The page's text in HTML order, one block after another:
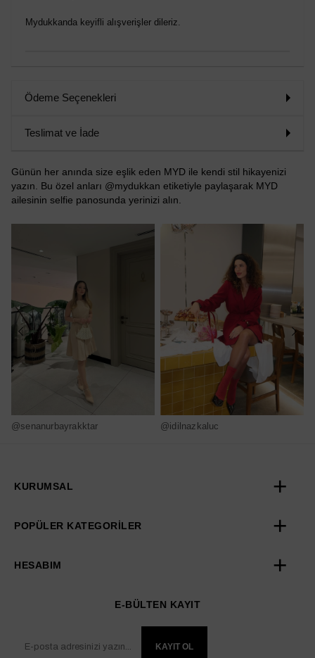
Mydukkanda keyifli alışverişler dileriz.
Ödeme Seçenekleri
Teslimat ve İade
Günün her anında size eşlik eden MYD ile kendi stil hikayenizi
yazın. Bu özel anları @mydukkan etiketiyle paylaşarak MYD
ailesinin selfie panosunda yerinizi alın.
@senanurbayrakktar @idilnazkaluc
KURUMSAL
POPÜLER KATEGORİLER
HESABIM
E-BÜLTEN KAYIT
KAYIT OL